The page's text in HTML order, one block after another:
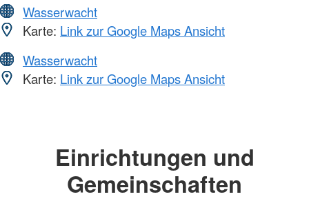
Wasserwacht
Karte: Link zur Google Maps Ansicht
Wasserwacht
Karte: Link zur Google Maps Ansicht
Einrichtungen und
Gemeinschaften